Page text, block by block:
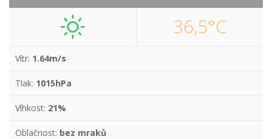
36,5°C
Vítr: 1.64m/s
Tlak: 1015hPa
Vlhkost: 21%
Oblačnost: bez mraků